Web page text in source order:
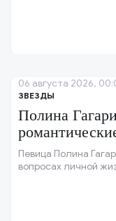
ЗВЕЗДЫ
Полина
Певица Полина
вопросах личной
06 августа 2026,